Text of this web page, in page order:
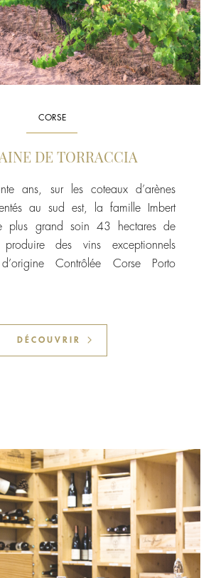
CORSE
DE TORRACCIA
ans, sur les coteaux d’arènes
au sud est, la famille Imbert
plus grand soin 43 hectares de
des vins exceptionnels
Contrôlée Corse Porto
DÉCOUVRIR